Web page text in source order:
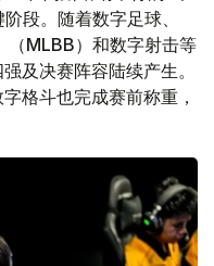
段。随着数字足球、
（MLBB）和数字射击等
及决赛阵容陆续产生。
格斗也完成赛前称重，